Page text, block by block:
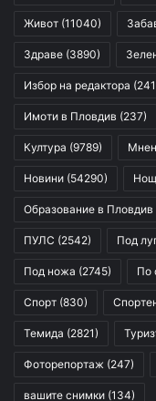
Живот (11040)
Здраве (3890)
Избор на редактора
Имоти в Пловдив (237)
Култура (9789)
Новини (54290)
Образование в Пловдив
ПУЛС (2542) Под
Под ножа (2745) По
Спорт (830)
Темида (2821)
Фоторепортаж (247)
вашите снимки (134)